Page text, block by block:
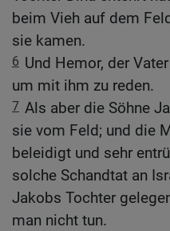
beim Vieh auf dem
sie kamen.
6 Und Hemor, der
um mit ihm zu reden.
7 Als aber die Söhne
sie vom Feld; und die
beleidigt und sehr
solche Schandtat an
Jakobs Tochter
man nicht tun.